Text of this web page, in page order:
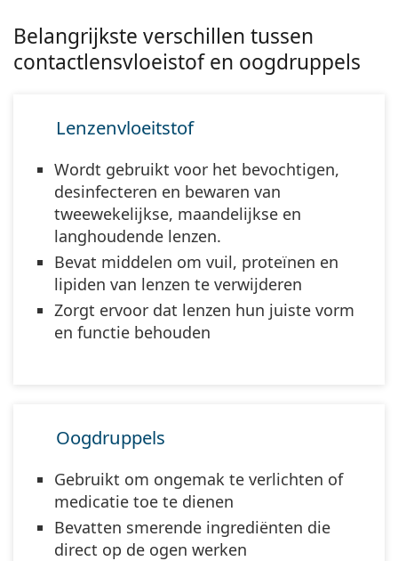
Belangrijkste verschillen tussen
contactlensvloeistof en oogdruppels
Lenzenvloeitstof
Wordt gebruikt voor het bevochtigen,
desinfecteren en bewaren van
tweewekelijkse, maandelijkse en
langhoudende lenzen.
Bevat middelen om vuil, proteïnen en
lipiden van lenzen te verwijderen
Zorgt ervoor dat lenzen hun juiste vorm
en functie behouden
Oogdruppels
Gebruikt om ongemak te verlichten of
medicatie toe te dienen
Bevatten smerende ingrediënten die
direct op de ogen werken